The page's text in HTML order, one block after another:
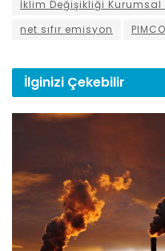
İklim Değişikliği Kurumsal
net sıfır emisyon
PIMCO
İlginizi Çekebilir